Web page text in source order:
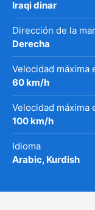
Iraqi dinar
Dirección de la
Derecha
Velocidad máxima
60 km/h
Velocidad máxima
100 km/h
Idioma
Arabic, Kurdish